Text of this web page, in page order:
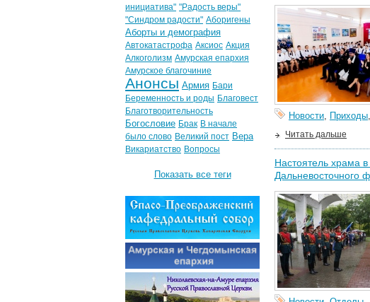
Новости, Приходы,
Читать дальше
Настоятель храма
Дальневосточного
инициатива" "Радость веры"
"Синдром радости" Аборигены
Аборты и демография
Автокатастрофа Аксиос Акция
Алкоголизм Амурская епархия
Амурское благочиние
Анонсы Армия Бари
Беременность и роды Благовест
Благотворительность
Богословие Брак В начале
было слово Великий пост Вера
Викариатство Вопросы
Показать все теги